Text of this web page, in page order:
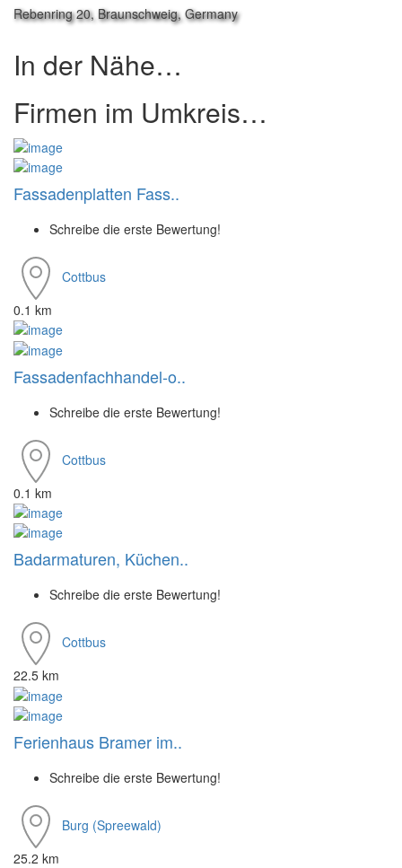
Rebenring 20, Braunschweig, Germany
In der Nähe…
Firmen im Umkreis…
Fassadenplatten Fass..
Schreibe die erste Bewertung!
Cottbus
0.1 km
Fassadenfachhandel-o..
Schreibe die erste Bewertung!
Cottbus
0.1 km
Badarmaturen, Küchen..
Schreibe die erste Bewertung!
Cottbus
22.5 km
Ferienhaus Bramer im..
Schreibe die erste Bewertung!
Burg (Spreewald)
25.2 km